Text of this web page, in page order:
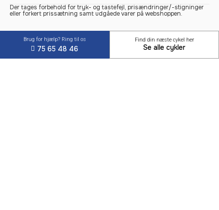
Der tages forbehold for tryk- og tastefejl, prisændringer/-stigninger
eller forkert prissætning samt udgåede varer på webshoppen.
Brug for hjælp? Ring til os
75 65 48 46
Find din næste cykel her
Se alle cykler